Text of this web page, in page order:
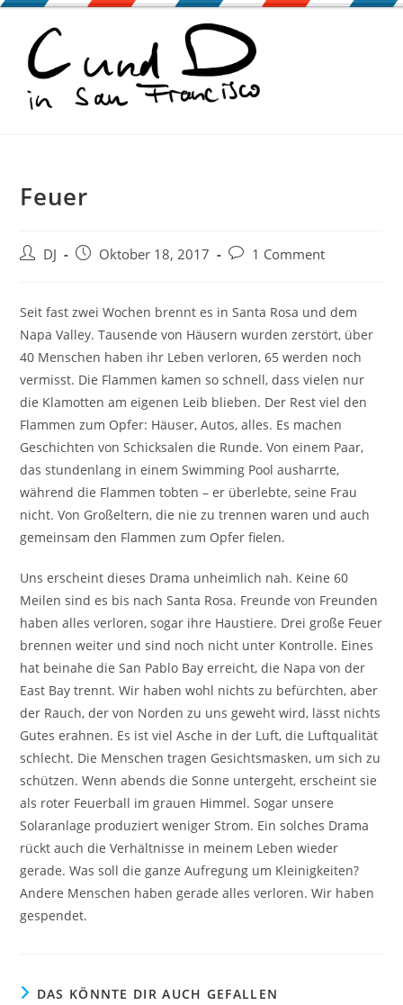
Zum
springen
Feuer
Beitrags-
DJ
BeitragOktober 18, 2017
Beitrags-
1 Comment
Seit fast zwei Wochen brennt es in Santa Rosa und dem
Napa Valley. Tausende von Häusern wurden zerstört, über
40 Menschen haben ihr Leben verloren, 65 werden noch
vermisst. Die Flammen kamen so schnell, dass vielen nur
die Klamotten am eigenen Leib blieben. Der Rest viel den
Flammen zum Opfer: Häuser, Autos, alles. Es machen
Geschichten von Schicksalen die Runde. Von einem Paar,
das stundenlang in einem Swimming Pool ausharrte,
während die Flammen tobten – er überlebte, seine Frau
nicht. Von Großeltern, die nie zu trennen waren und auch
gemeinsam den Flammen zum Opfer fielen.
Uns erscheint dieses Drama unheimlich nah. Keine 60
Meilen sind es bis nach Santa Rosa. Freunde von Freunden
haben alles verloren, sogar ihre Haustiere. Drei große Feuer
brennen weiter und sind noch nicht unter Kontrolle. Eines
hat beinahe die San Pablo Bay erreicht, die Napa von der
East Bay trennt. Wir haben wohl nichts zu befürchten, aber
der Rauch, der von Norden zu uns geweht wird, lässt nichts
Gutes erahnen. Es ist viel Asche in der Luft, die Luftqualität
schlecht. Die Menschen tragen Gesichtsmasken, um sich zu
schützen. Wenn abends die Sonne untergeht, erscheint sie
als roter Feuerball im grauen Himmel. Sogar unsere
Solaranlage produziert weniger Strom. Ein solches Drama
rückt auch die Verhältnisse in meinem Leben wieder
gerade. Was soll die ganze Aufregung um Kleinigkeiten?
Andere Menschen haben gerade alles verloren. Wir haben
gespendet.
DAS KÖNNTE DIR AUCH GEFALLEN